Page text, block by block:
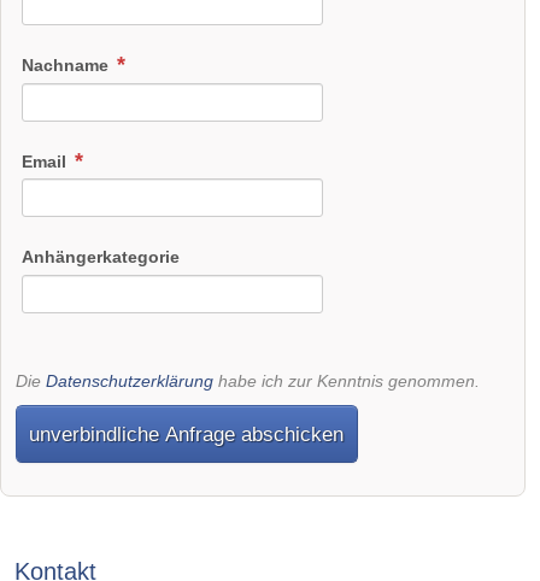
Nachname
Email
Anhängerkategorie
Die Datenschutzerklärung habe ich zur Kenntnis genommen.
unverbindliche Anfrage abschicken
Kontakt